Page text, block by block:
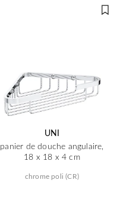
UNI
panier de douche angulaire,
18 x 18 x 4 cm
chrome poli (CR)